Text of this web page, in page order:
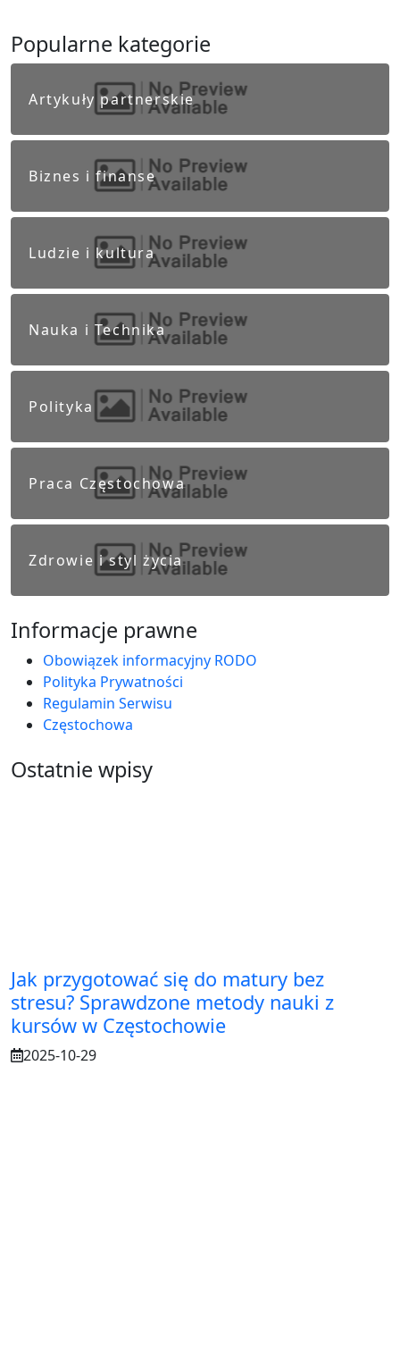
Popularne kategorie
Artykuły partnerskie
Biznes i finanse
Ludzie i kultura
Nauka i Technika
Polityka
Praca Częstochowa
Zdrowie i styl życia
Informacje prawne
Obowiązek informacyjny RODO
Polityka Prywatności
Regulamin Serwisu
Częstochowa
Ostatnie wpisy
Jak przygotować się do matury bez
stresu? Sprawdzone metody nauki z
kursów w Częstochowie
2025-10-29